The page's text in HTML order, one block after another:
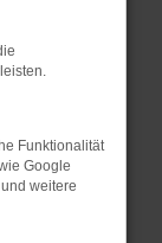
Funktionalität
Google
weitere